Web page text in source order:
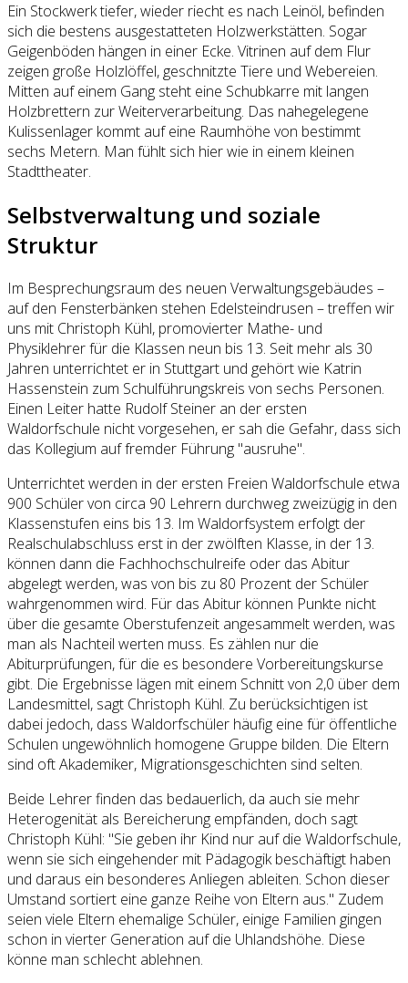
Ein Stockwerk tiefer, wieder riecht es nach Leinöl, befinden
sich die bestens ausgestatteten Holzwerkstätten. Sogar
Geigenböden hängen in einer Ecke. Vitrinen auf dem Flur
zeigen große Holzlöffel, geschnitzte Tiere und Webereien.
Mitten auf einem Gang steht eine Schubkarre mit langen
Holzbrettern zur Weiterverarbeitung. Das nahegelegene
Kulissenlager kommt auf eine Raumhöhe von bestimmt
sechs Metern. Man fühlt sich hier wie in einem kleinen
Stadttheater.
Selbstverwaltung und soziale
Struktur
Im Besprechungsraum des neuen Verwaltungsgebäudes –
auf den Fensterbänken stehen Edelsteindrusen – treffen wir
uns mit Christoph Kühl, promovierter Mathe- und
Physiklehrer für die Klassen neun bis 13. Seit mehr als 30
Jahren unterrichtet er in Stuttgart und gehört wie Katrin
Hassenstein zum Schulführungskreis von sechs Personen.
Einen Leiter hatte Rudolf Steiner an der ersten
Waldorfschule nicht vorgesehen, er sah die Gefahr, dass sich
das Kollegium auf fremder Führung "ausruhe".
Unterrichtet werden in der ersten Freien Waldorfschule etwa
900 Schüler von circa 90 Lehrern durchweg zweizügig in den
Klassenstufen eins bis 13. Im Waldorfsystem erfolgt der
Realschulabschluss erst in der zwölften Klasse, in der 13.
können dann die Fachhochschulreife oder das Abitur
abgelegt werden, was von bis zu 80 Prozent der Schüler
wahrgenommen wird. Für das Abitur können Punkte nicht
über die gesamte Oberstufenzeit angesammelt werden, was
man als Nachteil werten muss. Es zählen nur die
Abiturprüfungen, für die es besondere Vorbereitungskurse
gibt. Die Ergebnisse lägen mit einem Schnitt von 2,0 über dem
Landesmittel, sagt Christoph Kühl. Zu berücksichtigen ist
dabei jedoch, dass Waldorfschüler häufig eine für öffentliche
Schulen ungewöhnlich homogene Gruppe bilden. Die Eltern
sind oft Akademiker, Migrationsgeschichten sind selten.
Beide Lehrer finden das bedauerlich, da auch sie mehr
Heterogenität als Bereicherung empfänden, doch sagt
Christoph Kühl: "Sie geben ihr Kind nur auf die Waldorfschule,
wenn sie sich eingehender mit Pädagogik beschäftigt haben
und daraus ein besonderes Anliegen ableiten. Schon dieser
Umstand sortiert eine ganze Reihe von Eltern aus." Zudem
seien viele Eltern ehemalige Schüler, einige Familien gingen
schon in vierter Generation auf die Uhlandshöhe. Diese
könne man schlecht ablehnen.